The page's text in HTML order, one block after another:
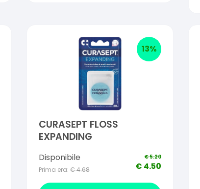
13%
CURASEPT FLOSS
EXPANDING
Disponibile
Prima era: €4.68
€5.20
€ 4.50